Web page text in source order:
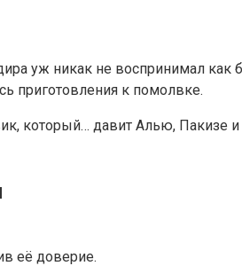
уж никак не воспринимал как
приготовления к помолвке.
который… давит Алью,
её доверие.